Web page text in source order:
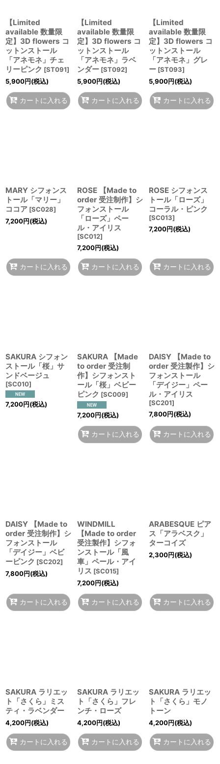
【Limited
available 数量限
定】3D flowers コ
ットンストール
「アネモネ」チェ
リーピンク [ST091]
5,900円(税込)
カートに入れる
【Limited
available 数量限
定】3D flowers コ
ットンストール
「アネモネ」ラベ
ンダー [ST092]
5,900円(税込)
カートに入れる
【Limited
available 数量限
定】3D flowers コ
ットンストール
「アネモネ」グレ
ー [ST093]
5,900円(税込)
カートに入れる
MARY シフォンス
トール「マリー」
ココア [SC028]
7,200円(税込)
カートに入れる
ROSE 【Made to
order 受注制作】シ
フォンストール
「ローズ」ペー
ル・アイリス
[SC012]
7,200円(税込)
カートに入れる
ROSE シフォンス
トール「ローズ」
コーラル・ピンク
[SC013]
7,200円(税込)
カートに入れる
SAKURA シフォン
ストール「桜」サ
ンドベージュ
[SC010]
7,200円(税込)
SAKURA 【Made
to order 受注制
作】シフォンスト
ール「桜」ベビー
ピンク [SC009]
7,200円(税込)
カートに入れる
DAISY 【Made to
order 受注製作】シ
フォンストール
「デイジー」ペー
ル・アイリス
[SC201]
7,800円(税込)
カートに入れる
DAISY 【Made to
order 受注制作】シ
フォンストール
「デイジー」ベビ
ーピンク [SC202]
7,800円(税込)
カートに入れる
WINDMILL
【Made to order
受注製作】シフォ
ンストール「風
車」ペール・アイ
リス [SC015]
7,200円(税込)
カートに入れる
ARABESQUE ピア
ス「アラベスク」
ターコイズ
2,300円(税込)
カートに入れる
SAKURA ラリエッ
ト「さくら」ミス
ティ・ラベンダー
4,200円(税込)
カートに入れる
SAKURA ラリエッ
ト「さくら」フレ
ンチ・ローズ
4,200円(税込)
カートに入れる
SAKURA ラリエッ
ト「さくら」モノ
トーン
4,200円(税込)
カートに入れる